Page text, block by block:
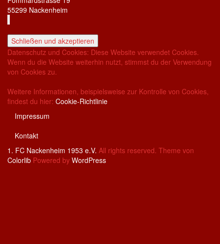
55299 Nackenheim
Datenschutz und Cookies: Diese Website verwendet Cookies.
Wenn du die Website weiterhin nutzt, stimmst du der Verwendung
von Cookies zu.
Weitere Informationen, beispielsweise zur Kontrolle von Cookies,
findest du hier: Cookie-Richtlinie
Impressum
Kontakt
1. FC Nackenheim 1953 e.V. All rights reserved. Theme von
Colorlib Powered by WordPress